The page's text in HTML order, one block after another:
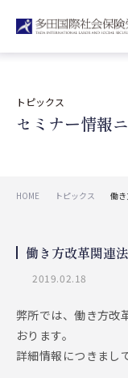
トピックス
セミナー情報
HOME トピックス 働
働き方改革関連
2019.02.18
弊所では、働き方改
おります。
詳細情報につきまし